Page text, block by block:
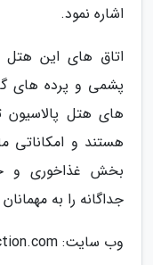
اشاره نمود.
اتاق های این
پشمی و پرده های
های هتل پالاسیون
هستند و امکاناتی
بخش غذاخوری و
جداگانه را به
وب سایت: https://www.oetkercollection.com